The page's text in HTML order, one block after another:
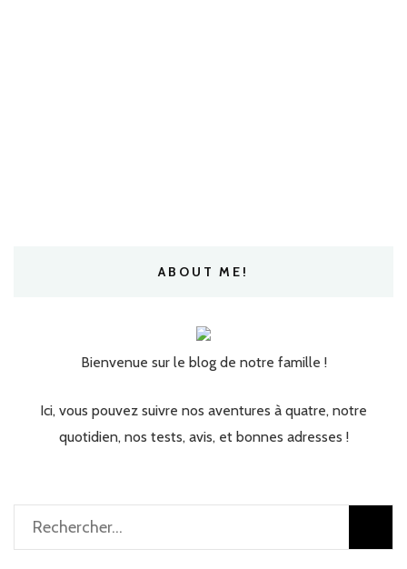
ABOUT ME!
Bienvenue sur le blog de notre famille !
Ici, vous pouvez suivre nos aventures à quatre, notre
quotidien, nos tests, avis, et bonnes adresses !
Rechercher :